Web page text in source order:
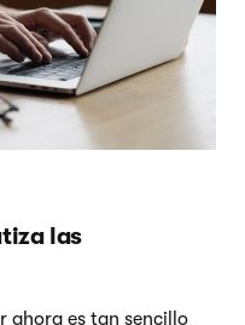
las
ahora es tan sencillo